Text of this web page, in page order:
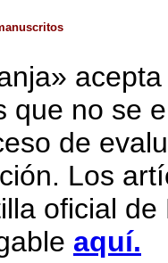
que no se
de
Los
oficial
aquí.